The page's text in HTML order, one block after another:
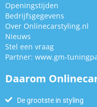
Openingstijden
Bedrijfsgegevens
Over Onlinecarstyling.nl
Nieuws
Stel een vraag
Partner: www.gm-
Daarom
De grootste in styling